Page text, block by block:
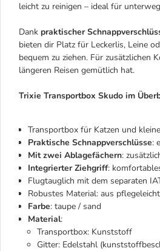
leicht zu reinigen – ideal für
Dank praktischer
bieten dir Platz für Leckerlis, Leine
bequem zu ziehen. Für zusätzlichen
längeren Reisen gemütlich hat.
Trixie Transportbox Skudo im
Transportbox für Katzen und
Praktische Schnappverschlüsse:
Mit zwei Ablagefächern:
Integrierter Ziehgriff:
Flugtauglich mit dem separaten
Robustes Material: aus
Farbe: taupe / sand
Material:
Transportbox: Kunststoff
Gitter: Edelstahl